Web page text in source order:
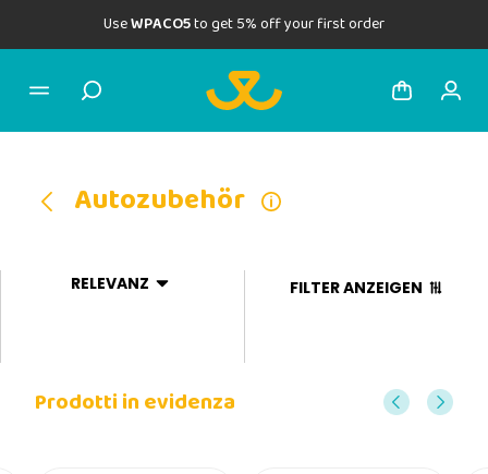
UseWPACO5to get 5% off your first order
Autozubehör
RELEVANZ FILTER ANZEIGEN
Prodotti in evidenza